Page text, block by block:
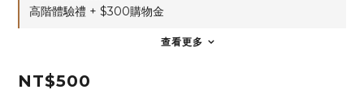
高階體驗禮 + $300購物金
查看更多
NT$500